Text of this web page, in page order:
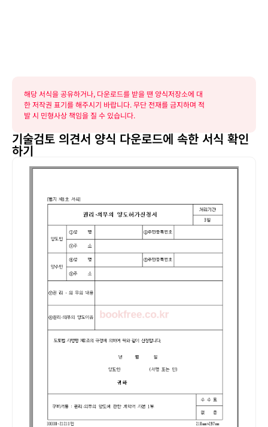
해당 서식을 공유하거나, 다운로드를 받을 땐 양식저장소에 대
한 저작권 표기를 해주시기 바랍니다. 무단 전재를 금지하며 적
발 시 민형사상 책임을 질 수 있습니다.
기술검토 의견서 양식 다운로드에 속한 서식 확인
하기